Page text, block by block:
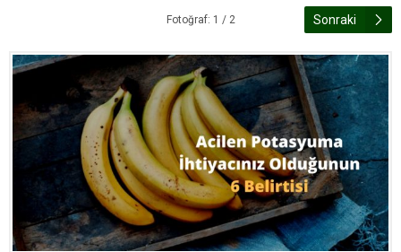
Fotoğraf: 1 / 2 Sonraki